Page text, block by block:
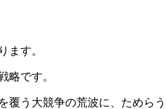
ます。
略です。
う大競争の荒波に、ためら